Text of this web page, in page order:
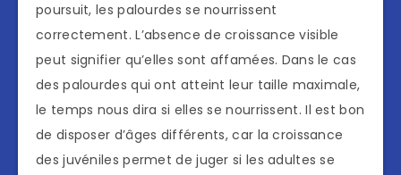
poursuit, les palourdes se nourrissent
correctement. L’absence de croissance visible
peut signifier qu’elles sont affamées. Dans le cas
des palourdes qui ont atteint leur taille maximale,
le temps nous dira si elles se nourrissent. Il est bon
de disposer d’âges différents, car la croissance
des juvéniles permet de juger si les adultes se